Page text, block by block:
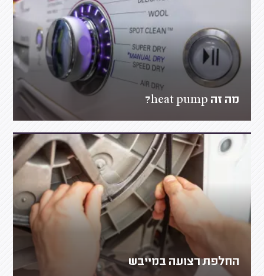
מה זה heat pump?
החלפת רצועה במייבש